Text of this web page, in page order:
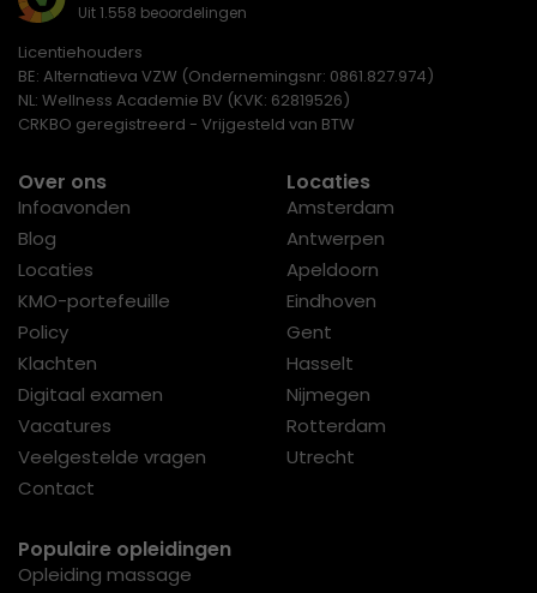
Uit 1.558 beoordelingen
Licentiehouders
BE: Alternatieva VZW (Ondernemingsnr: 0861.827.974)
NL: Wellness Academie BV (KVK: 62819526)
CRKBO geregistreerd - Vrijgesteld van BTW
Over ons
Infoavonden
Blog
Locaties
KMO-portefeuille
Policy
Klachten
Digitaal examen
Vacatures
Veelgestelde vragen
Contact
Locaties
Amsterdam
Antwerpen
Apeldoorn
Eindhoven
Gent
Hasselt
Nijmegen
Rotterdam
Utrecht
Populaire opleidingen
Opleiding massage